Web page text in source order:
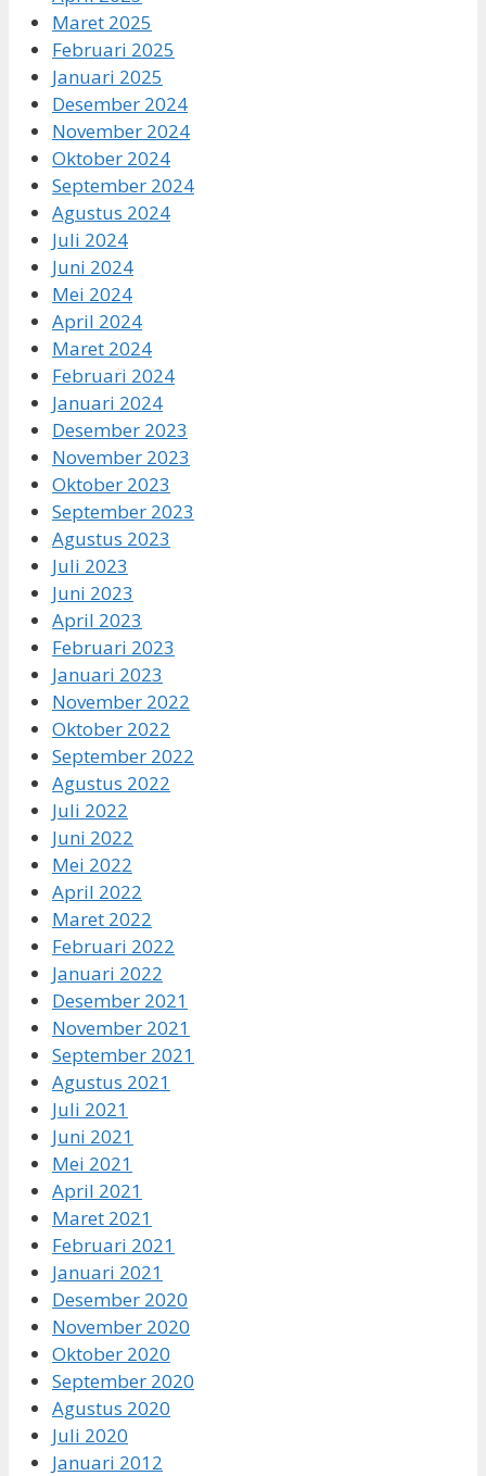
Maret 2025
Februari 2025
Januari 2025
Desember 2024
November 2024
Oktober 2024
September 2024
Agustus 2024
Juli 2024
Juni 2024
Mei 2024
April 2024
Maret 2024
Februari 2024
Januari 2024
Desember 2023
November 2023
Oktober 2023
September 2023
Agustus 2023
Juli 2023
Juni 2023
April 2023
Februari 2023
Januari 2023
November 2022
Oktober 2022
September 2022
Agustus 2022
Juli 2022
Juni 2022
Mei 2022
April 2022
Maret 2022
Februari 2022
Januari 2022
Desember 2021
November 2021
September 2021
Agustus 2021
Juli 2021
Juni 2021
Mei 2021
April 2021
Maret 2021
Februari 2021
Januari 2021
Desember 2020
November 2020
Oktober 2020
September 2020
Agustus 2020
Juli 2020
Januari 2012